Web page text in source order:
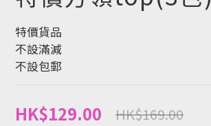
特價貨品
不設滿減
不設包郵
HK$129.00 HK$169.00